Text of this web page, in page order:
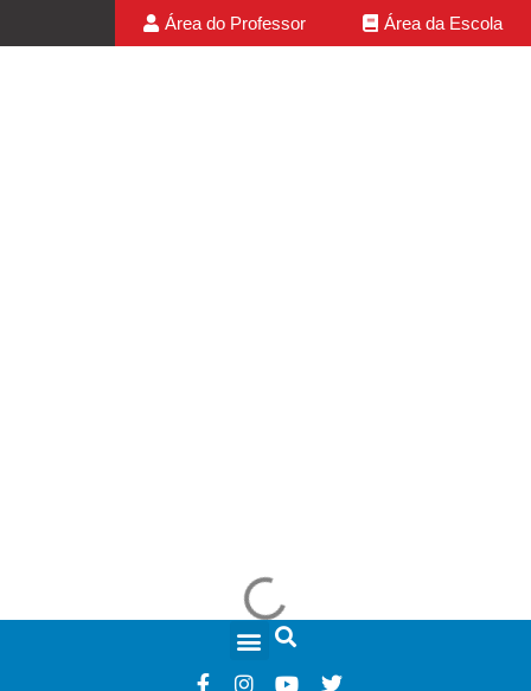
Área do Professor Área da Escola